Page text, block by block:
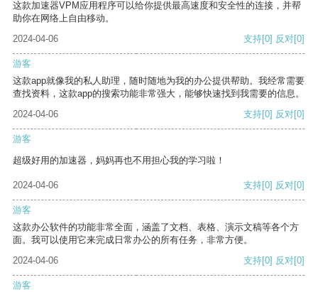
这款加速器VPM应用程序可以给你提供最高速度和安全性的连接，并帮
助你在网络上自由移动。
2024-04-06
支持[0] 反对[0]
游客
这款app就像我的私人助理，随时随地为我的办公提供帮助。我经常需要
查找资料，这款app的搜索功能非常强大，能够快速找到我需要的信息。
2024-04-06
支持[0] 反对[0]
游客
超级好用的加速器，妈妈再也不用担心我的学习啦！
2024-04-06 支持[0] 反对[0]
游客
这款办公软件的功能非常全面，涵盖了文档、表格、演示文稿等各个方
面。我可以使用它来完成日常办公的所有任务，非常方便。
2024-04-06
支持[0] 反对[0]
游客